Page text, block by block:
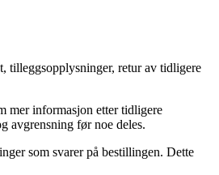
tilleggsopplysninger, retur av tidligere
mer informasjon etter tidligere
avgrensning før noe deles.
som svarer på bestillingen. Dette